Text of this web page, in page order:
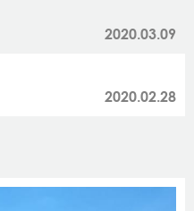
2020.03.09
2020.02.28